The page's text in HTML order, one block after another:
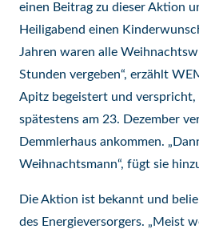
einen Beitrag zu dieser Aktion
Heiligabend einen
Jahren waren alle
Stunden vergeben“, erzählt
Apitz begeistert und verspricht,
spätestens am 23. Dezember
Demmlerhaus ankommen.
Weihnachtsmann“, fügt sie
Die Aktion ist bekannt und
des Energieversorgers. „Meist